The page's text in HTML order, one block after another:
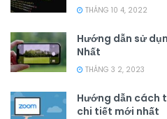
THÁNG 10 4, 2022
Hướng dẫn sử
Nhất
THÁNG 3 2, 2023
Hướng dẫn cách
chi tiết mới nhất